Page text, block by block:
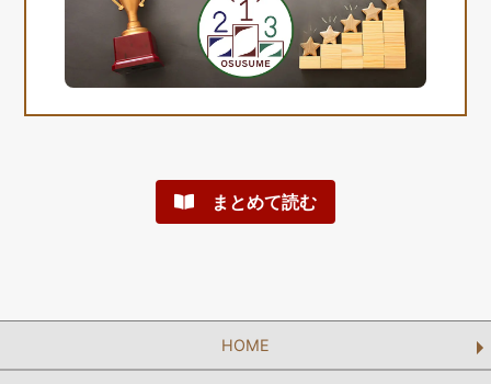
まとめて読む
HOME